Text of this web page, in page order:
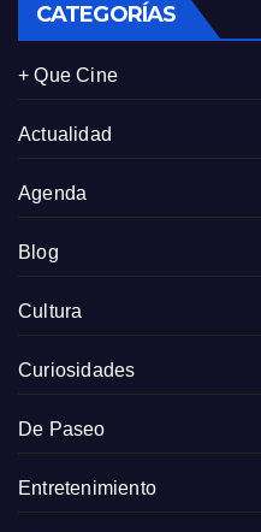
CATEGORÍAS
+ Que Cine
Actualidad
Agenda
Blog
Cultura
Curiosidades
De Paseo
Entretenimiento